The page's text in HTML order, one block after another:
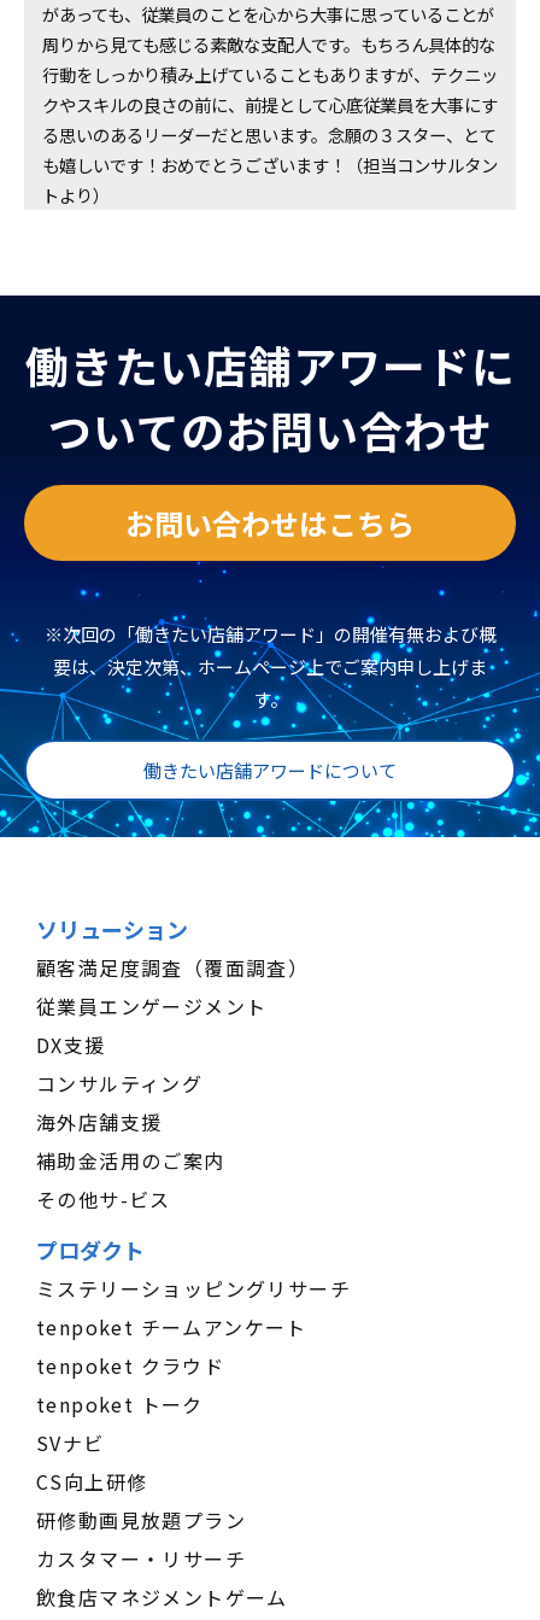
があっても、従業員のことを心から大事に思っていることが
周りから見ても感じる素敵な支配人です。もちろん具体的な
行動をしっかり積み上げていることもありますが、テクニッ
クやスキルの良さの前に、前提として心底従業員を大事にす
る思いのあるリーダーだと思います。念願の３スター、とて
も嬉しいです！おめでとうございます！（担当コンサルタン
トより）
働きたい店舗アワードに
ついてのお問い合わせ
お問い合わせはこちら
※次回の「働きたい店舗アワード」の開催有無および概
要は、決定次第、ホームページ上でご案内申し上げま
す。
働きたい店舗アワードについて
ソリューション
顧客満足度調査（覆面調査）
従業員エンゲージメント
DX支援
コンサルティング
海外店舗支援
補助金活用のご案内
その他サ-ビス
プロダクト
ミステリーショッピングリサーチ
tenpoket チームアンケート
tenpoket クラウド
tenpoket トーク
SVナビ
CS向上研修
研修動画見放題プラン
カスタマー・リサーチ
飲食店マネジメントゲーム